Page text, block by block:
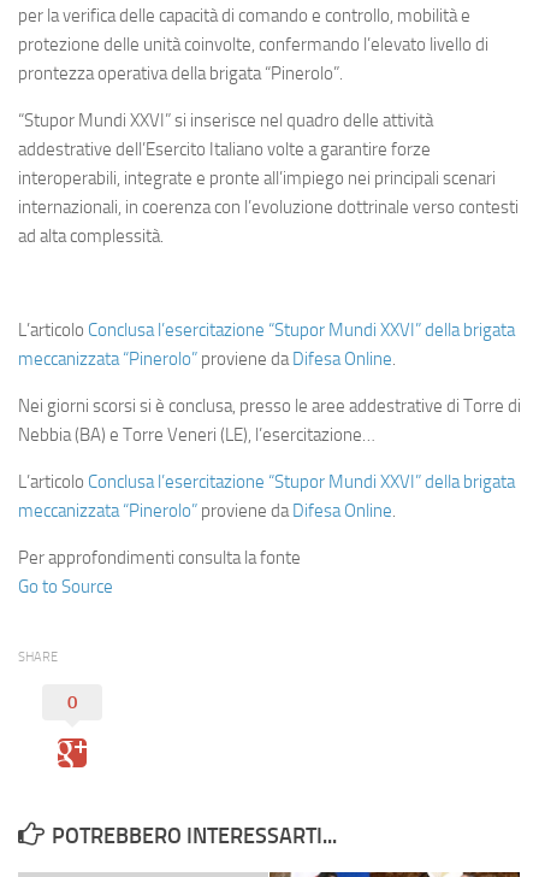
per la verifica delle capacità di comando e controllo, mobilità e
protezione delle unità coinvolte, confermando l’elevato livello di
prontezza operativa della brigata “Pinerolo”.
“Stupor Mundi XXVI” si inserisce nel quadro delle attività
addestrative dell’Esercito Italiano volte a garantire forze
interoperabili, integrate e pronte all’impiego nei principali scenari
internazionali, in coerenza con l’evoluzione dottrinale verso contesti
ad alta complessità.
L’articolo Conclusa l’esercitazione “Stupor Mundi XXVI” della brigata
meccanizzata “Pinerolo” proviene daDifesa Online.
Nei giorni scorsi si è conclusa, presso le aree addestrative di Torre di
Nebbia (BA) e Torre Veneri (LE), l’esercitazione…
L’articolo Conclusa l’esercitazione “Stupor Mundi XXVI” della brigata
meccanizzata “Pinerolo” proviene daDifesa Online.
Per approfondimenti consulta la fonte
Go to Source
SHARE
0
POTREBBERO INTERESSARTI...